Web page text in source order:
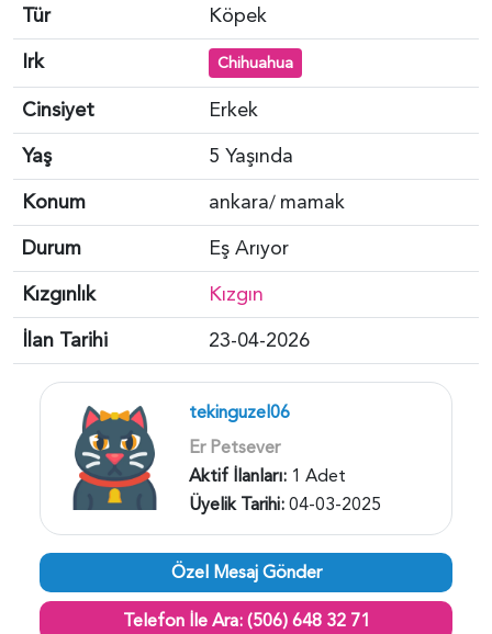
Tür
Köpek
Irk
Chihuahua
Cinsiyet
Erkek
Yaş
5 Yaşında
Konum
ankara/ mamak
Durum
Eş Arıyor
Kızgınlık
Kızgın
İlan Tarihi
23-04-2026
tekinguzel06
Er Petsever
Aktif İlanları: 1 Adet
Üyelik Tarihi:04-03-2025
Özel Mesaj Gönder
Telefon İle Ara: (506) 648 32 71